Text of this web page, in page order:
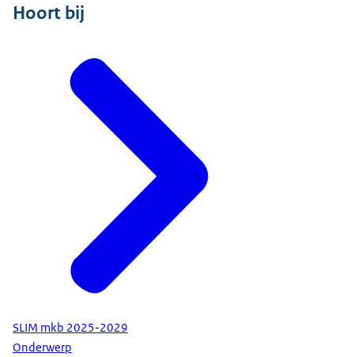
Hoort bij
SLIM mkb 2025-2029
Onderwerp